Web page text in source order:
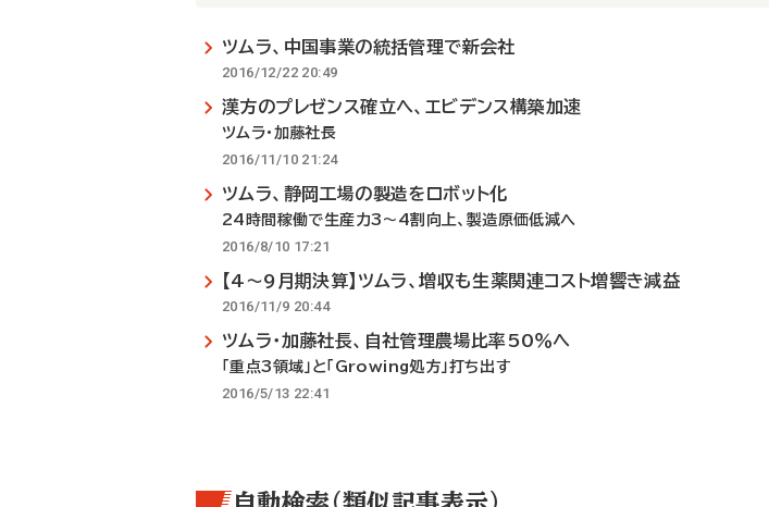
ツムラ、中国事業の統括管理で新会社
2016/12/22 20:49
漢方のプレゼンス確立へ、エビデンス構築加速
ツムラ・加藤社長
2016/11/10 21:24
ツムラ、静岡工場の製造をロボット化
24時間稼働で生産力3～4割向上、製造原価低減へ
2016/8/10 17:21
【4～9月期決算】ツムラ、増収も生薬関連コスト増響き減益
2016/11/9 20:44
ツムラ・加藤社長、自社管理農場比率50％へ
「重点3領域」と「Growing処方」打ち出す
2016/5/13 22:41
自動検索（類似記事表示）